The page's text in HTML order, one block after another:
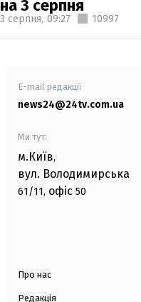
на 3 серпня
3 серпня, 09:27 10997
E-mail редакції
news24@24tv.com.ua
Ми тут:
м.Київ,
вул. Володимирська
61/11, офіс 50
Про нас
Редакція